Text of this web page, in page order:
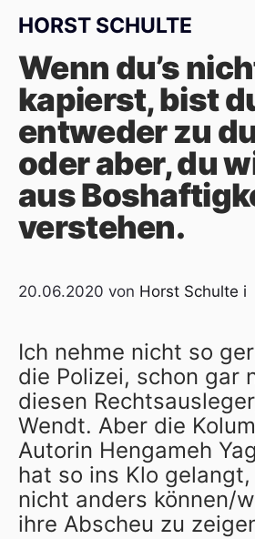
HORST SCHULTE
Wenn du’s
kapierst, bist
entweder zu
oder aber, du
aus
verstehen.
20.06.2020 von Horst Schulte i
Ich nehme nicht so
die Polizei, schon gar
diesen
Wendt. Aber die
Autorin Hengameh
hat so ins Klo
nicht anders können/
ihre Abscheu zu